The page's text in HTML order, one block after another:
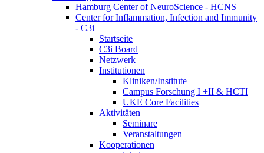
Hamburg Center of NeuroScience - HCNS
Center for Inflammation, Infection and Immunity
- C3i
Startseite
C3i Board
Netzwerk
Institutionen
Kliniken/Institute
Campus Forschung I +II & HCTI
UKE Core Facilities
Aktivitäten
Seminare
Veranstaltungen
Kooperationen